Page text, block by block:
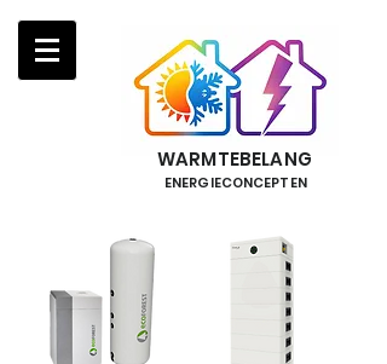
WARMTEBELANG
ENERGIECONCEPTEN